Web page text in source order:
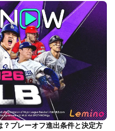
プレーオフ進出条件と決定方